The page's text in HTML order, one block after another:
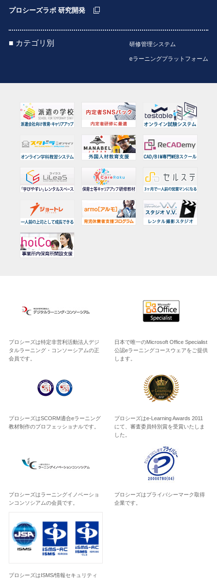
プロシーズラボ 研究開発
■ カテゴリ別 研修管理システム
eラーニングプラットフォーム
プロシーズは特定非営利活動法人デジ
タルラーニング・コンソーシアムの正
会員です。
日本で唯一のMicrosoft Office Specialist
公認eラーニングコースウェアをご提供
します。
プロシーズはSCORM適合eラーニング
教材制作のプロフェッショナルです。
プロシーズはe-Learning Awards 2011
にて、審査委員特別賞を受賞いたしま
した。
プロシーズはラーニングイノベーショ
ンコンソシアムの会員です。
プロシーズはプライバシーマーク取得
企業です。
プロシーズはISMS/情報セキュリティ